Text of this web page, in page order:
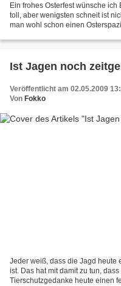
Ein frohes Osterfest wünsche
toll, aber wenigsten schneit ist
man wohl schon einen
Ist Jagen noch
Veröffentlicht am 02.05.2009
Von Fokko
Jeder weiß, dass die Jagd heute
ist. Das hat mit damit zu tun,
Tierschutzgedanke heute einen